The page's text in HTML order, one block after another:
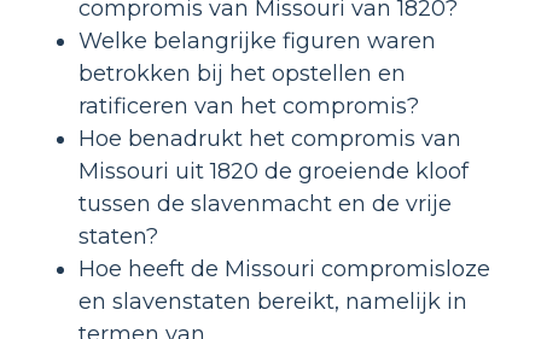
compromis van Missouri van 1820?
Welke belangrijke figuren waren
betrokken bij het opstellen en
ratificeren van het compromis?
Hoe benadrukt het compromis van
Missouri uit 1820 de groeiende kloof
tussen de slavenmacht en de vrije
staten?
Hoe heeft de Missouri compromisloze
en slavenstaten bereikt, namelijk in